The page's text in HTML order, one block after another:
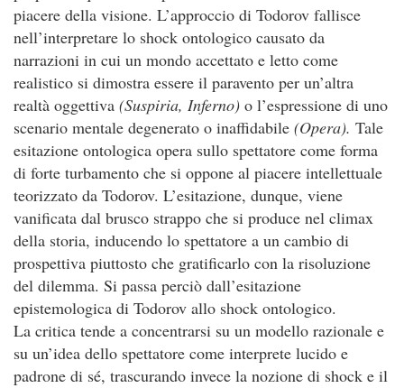
piacere della visione. L’approccio di Todorov fallisce
nell’interpretare lo shock ontologico causato da
narrazioni in cui un mondo accettato e letto come
realistico si dimostra essere il paravento per un’altra
realtà oggettiva (Suspiria, Inferno) o l’espressione di uno
scenario mentale degenerato o inaffidabile (Opera). Tale
esitazione ontologica opera sullo spettatore come forma
di forte turbamento che si oppone al piacere intellettuale
teorizzato da Todorov. L’esitazione, dunque, viene
vanificata dal brusco strappo che si produce nel climax
della storia, inducendo lo spettatore a un cambio di
prospettiva piuttosto che gratificarlo con la risoluzione
del dilemma. Si passa perciò dall’esitazione
epistemologica di Todorov allo shock ontologico.
La critica tende a concentrarsi su un modello razionale e
su un’idea dello spettatore come interprete lucido e
padrone di sé, trascurando invece la nozione di shock e il